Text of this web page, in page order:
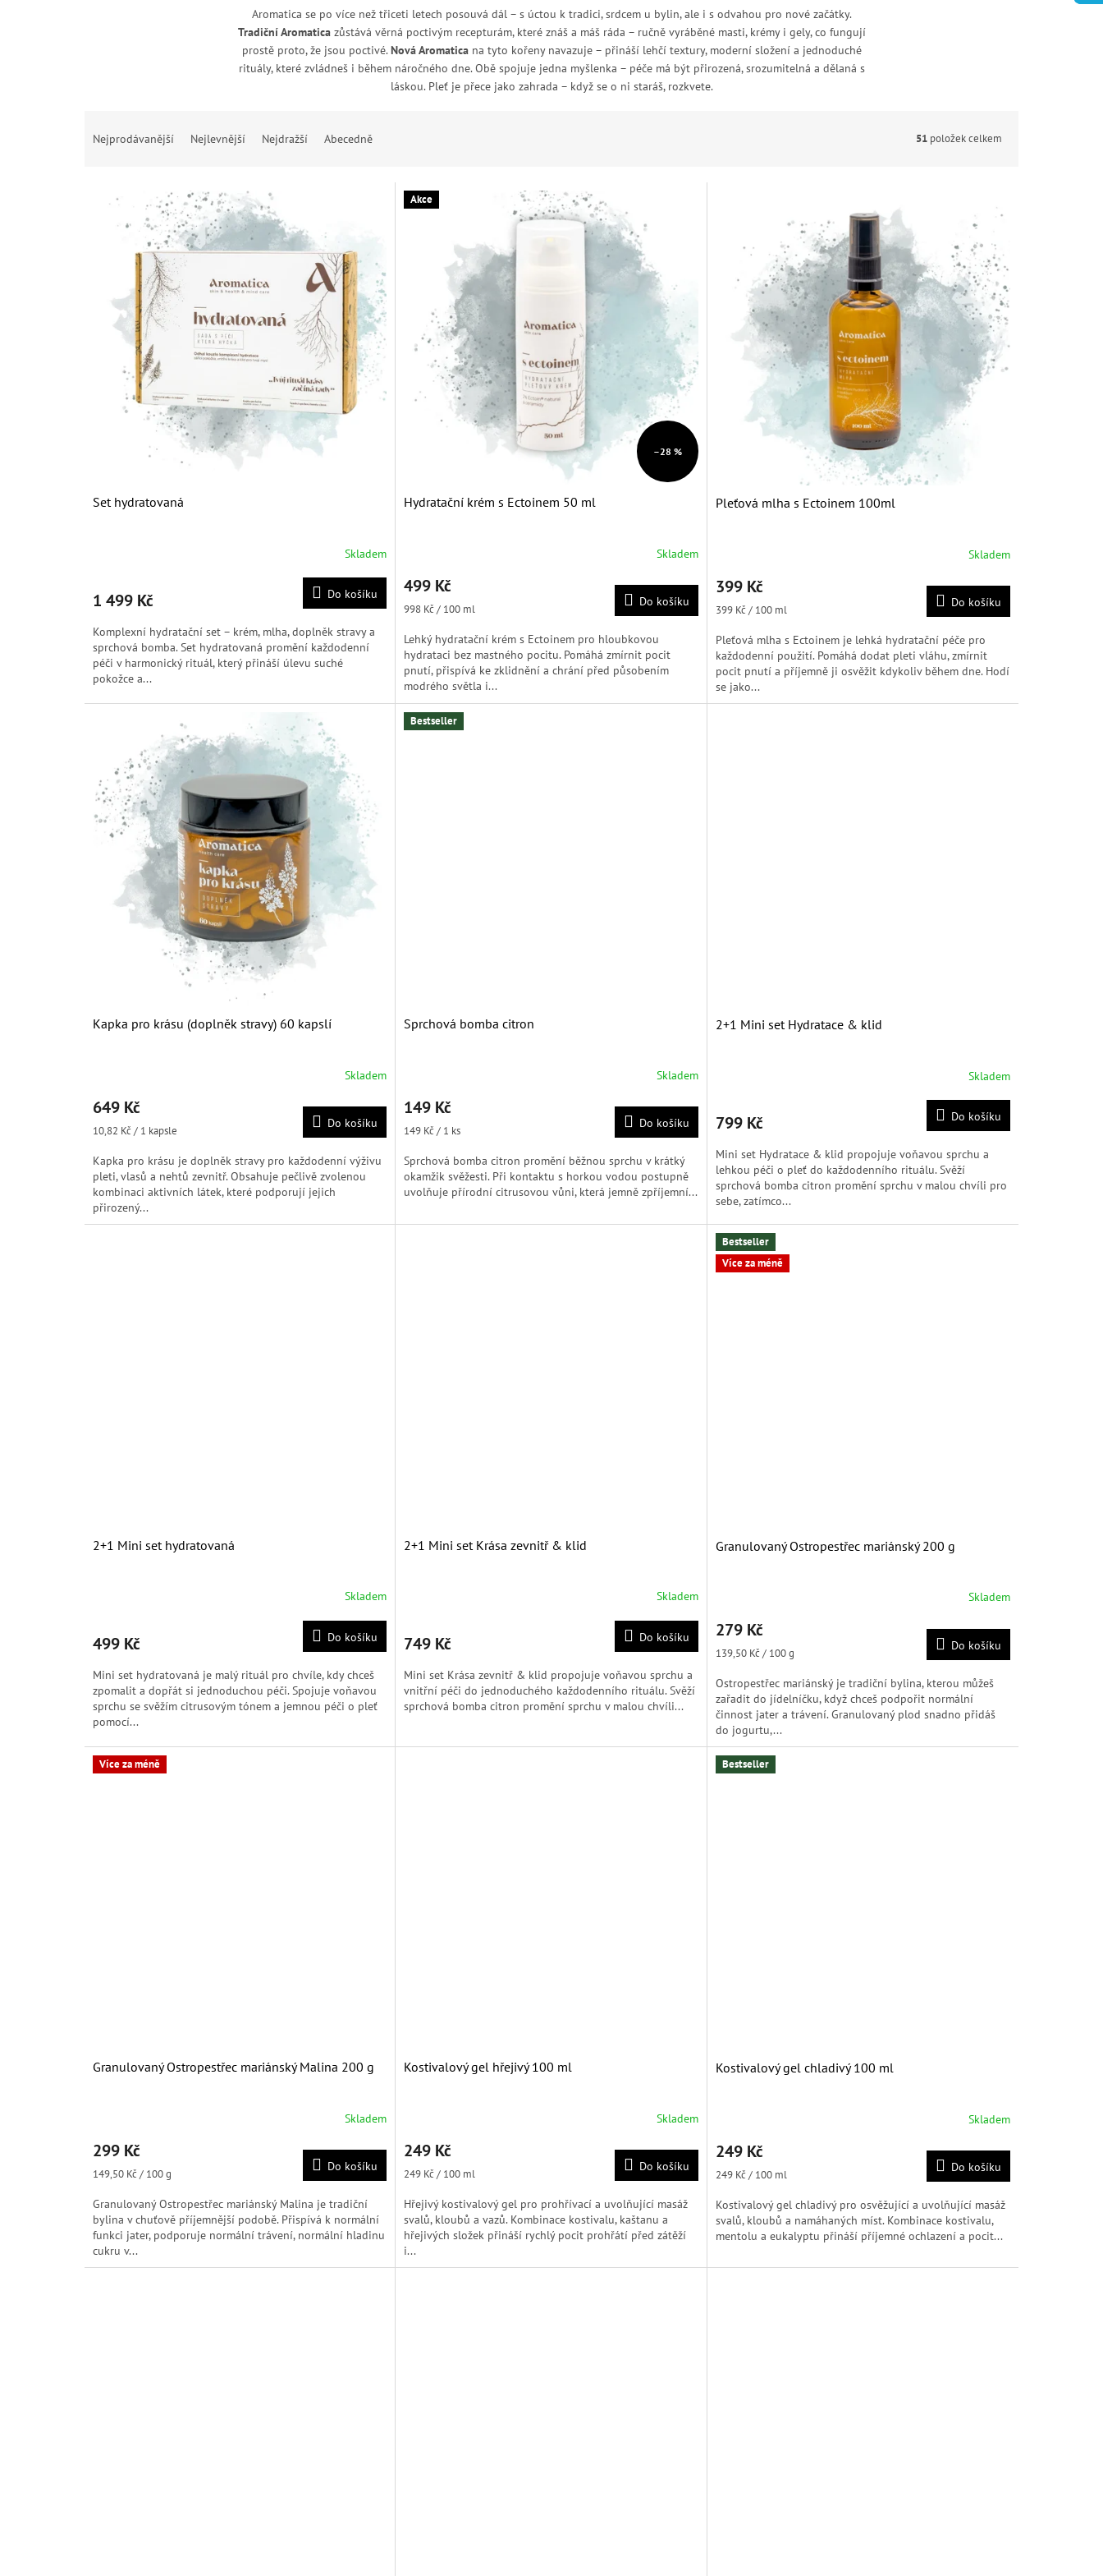
Aromatica se po více než třiceti letech posouvá dál – s úctou k tradici, srdcem u bylin, ale i s odvahou pro nové začátky.
Tradiční Aromaticazůstává věrná poctivým recepturám, které znáš a máš ráda – ručně vyráběné masti, krémy i gely, co fungují
prostě proto, že jsou poctivé.Nová Aromaticana tyto kořeny navazuje – přináší lehčí textury, moderní složení a jednoduché
rituály, které zvládneš i během náročného dne. Obě spojuje jedna myšlenka – péče má být přirozená, srozumitelná a dělaná s
láskou. Pleť je přece jako zahrada – když se o ni staráš, rozkvete.
Nejprodávanější Nejlevnější Nejdražší Abecedně 51 položek celkem
Set hydratovaná
je
z
5
hvězdiček.
Skladem
1 499 Kč Do košíku
Komplexní hydratační set – krém, mlha, doplněk stravy a
sprchová bomba. Set hydratovaná promění každodenní
péči v harmonický rituál, který přináší úlevu suché
pokožce a...
Akce
–28 %
Hydratační krém s Ectoinem 50 ml
produktu
je
5,0
z
5
hvězdiček.
Skladem
499 Kč
Měrná
998 Kč / 100 ml
Do košíku
Lehký hydratační krém s Ectoinem pro hloubkovou
hydrataci bez mastného pocitu. Pomáhá zmírnit pocit
pnutí, přispívá ke zklidnění a chrání před působením
modrého světla i...
Pleťová mlha s Ectoinem 100ml
produktu
je
5,0
z
5
hvězdiček.
Skladem
399 Kč
Měrná
399 Kč / 100 ml
Do košíku
Pleťová mlha s Ectoinem je lehká hydratační péče pro
každodenní použití. Pomáhá dodat pleti vláhu, zmírnit
pocit pnutí a příjemně ji osvěžit kdykoliv během dne. Hodí
se jako...
Kapka pro krásu (doplněk stravy) 60 kapslí
produktu
je
4,9
z
hvězdiček.
Skladem
649 Kč
Měrná
10,82 Kč / 1 kapsle
Do košíku
Kapka pro krásu je doplněk stravy pro každodenní výživu
pleti, vlasů a nehtů zevnitř. Obsahuje pečlivě zvolenou
kombinaci aktivních látek, které podporují jejich
přirozený...
Bestseller
Sprchová bomba citron
produktu
je
z
hvězdiček.
Skladem
149 Kč
Měrná
149 Kč / 1 ks
Do košíku
Sprchová bomba citron promění běžnou sprchu v krátký
okamžik svěžesti. Při kontaktu s horkou vodou postupně
uvolňuje přírodní citrusovou vůni, která jemně zpříjemní...
2+1 Mini set Hydratace & klid
Skladem
799 Kč Do košíku
Mini set Hydratace & klid propojuje voňavou sprchu a
lehkou péči o pleť do každodenního rituálu. Svěží
sprchová bomba citron promění sprchu v malou chvíli pro
sebe, zatímco...
2+1 Mini set hydratovaná
je
z
5
hvězdiček.
Skladem
499 Kč Do košíku
Mini set hydratovaná je malý rituál pro chvíle, kdy chceš
zpomalit a dopřát si jednoduchou péči. Spojuje voňavou
sprchu se svěžím citrusovým tónem a jemnou péči o pleť
pomocí...
2+1 Mini set Krása zevnitř & klid
Skladem
749 Kč Do košíku
Mini set Krása zevnitř & klid propojuje voňavou sprchu a
vnitřní péči do jednoduchého každodenního rituálu. Svěží
sprchová bomba citron promění sprchu v malou chvíli...
Bestseller
Více za méně
Granulovaný Ostropestřec mariánský 200 g
produktu
je
5,0
z
hvězdiček.
Skladem
279 Kč
Měrná
139,50 Kč / 100 g
Do košíku
Ostropestřec mariánský je tradiční bylina, kterou můžeš
zařadit do jídelníčku, když chceš podpořit normální
činnost jater a trávení. Granulovaný plod snadno přidáš
do jogurtu,...
Více za méně
Granulovaný Ostropestřec mariánský Malina 200 g
produktu
je
4,8
z
5
hvězdiček.
Skladem
299 Kč
Měrná
149,50 Kč / 100 g
Do košíku
Granulovaný Ostropestřec mariánský Malina je tradiční
bylina v chuťově příjemnější podobě. Přispívá k normální
funkci jater, podporuje normální trávení, normální hladinu
cukru v...
Kostivalový gel hřejivý 100 ml
produktu
je
5,0
z
hvězdiček.
Skladem
249 Kč
Měrná
249 Kč / 100 ml
Do košíku
Hřejivý kostivalový gel pro prohřívací a uvolňující masáž
svalů, kloubů a vazů. Kombinace kostivalu, kaštanu a
hřejivých složek přináší rychlý pocit prohřátí před zátěží
i...
Bestseller
Kostivalový gel chladivý 100 ml
produktu
je
4,8
z
hvězdiček.
Skladem
249 Kč
Měrná
249 Kč / 100 ml
Do košíku
Kostivalový gel chladivý pro osvěžující a uvolňující masáž
svalů, kloubů a namáhaných míst. Kombinace kostivalu,
mentolu a eukalyptu přináší příjemné ochlazení a pocit...